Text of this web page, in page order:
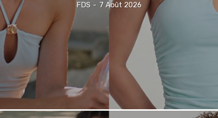
FDS - 7 Août 2026